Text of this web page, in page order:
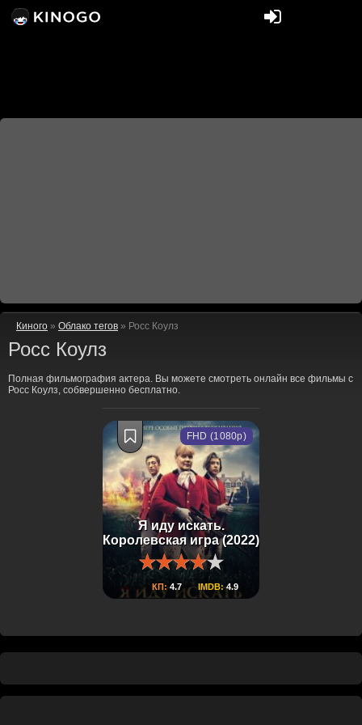
Киного » Облако тегов » Росс Коулз
Росс Коулз
Полная фильмография актера. Вы можете смотреть онлайн все фильмы с
Росс Коулз, собвершенно бесплатно.
Я иду искать.
Королевская игра (2022)
КП:4.7 IMDB:4.9
FHD (1080p)